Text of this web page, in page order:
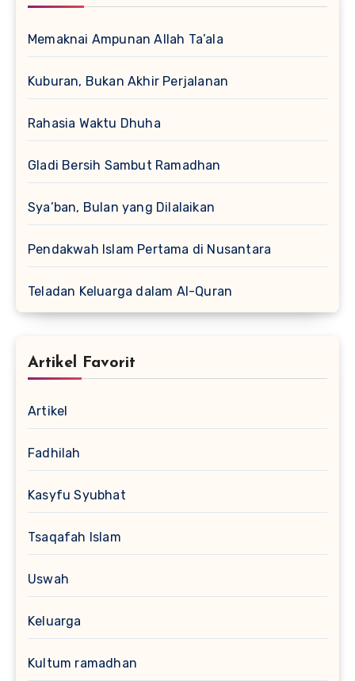
Memaknai Ampunan Allah Ta’ala
Kuburan, Bukan Akhir Perjalanan
Rahasia Waktu Dhuha
Gladi Bersih Sambut Ramadhan
Sya’ban, Bulan yang Dilalaikan
Pendakwah Islam Pertama di Nusantara
Teladan Keluarga dalam Al-Quran
Artikel Favorit
Artikel
Fadhilah
Kasyfu Syubhat
Tsaqafah Islam
Uswah
Keluarga
Kultum ramadhan